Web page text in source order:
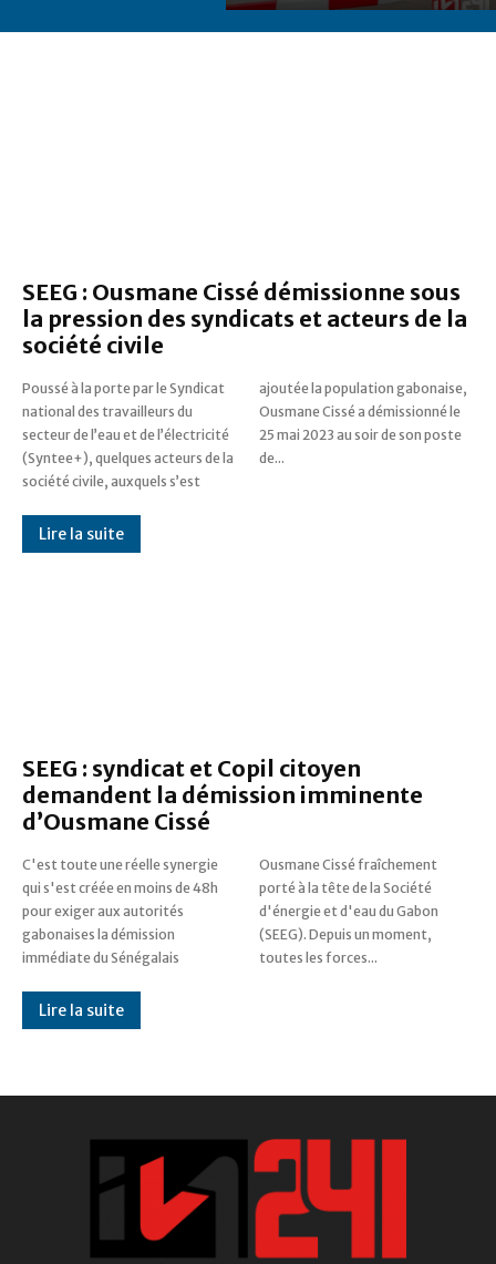
SEEG : Ousmane Cissé démissionne sous
la pression des syndicats et acteurs de la
société civile
Poussé à la porte par le Syndicat
national des travailleurs du
secteur de l’eau et de l’électricité
(Syntee+), quelques acteurs de la
société civile, auxquels s’est
ajoutée la population gabonaise,
Ousmane Cissé a démissionné le
25 mai 2023 au soir de son poste
de...
Lire la suite
SEEG : syndicat et Copil citoyen
demandent la démission imminente
d’Ousmane Cissé
C'est toute une réelle synergie
qui s'est créée en moins de 48h
pour exiger aux autorités
gabonaises la démission
immédiate du Sénégalais
Ousmane Cissé fraîchement
porté à la tête de la Société
d'énergie et d'eau du Gabon
(SEEG). Depuis un moment,
toutes les forces...
Lire la suite